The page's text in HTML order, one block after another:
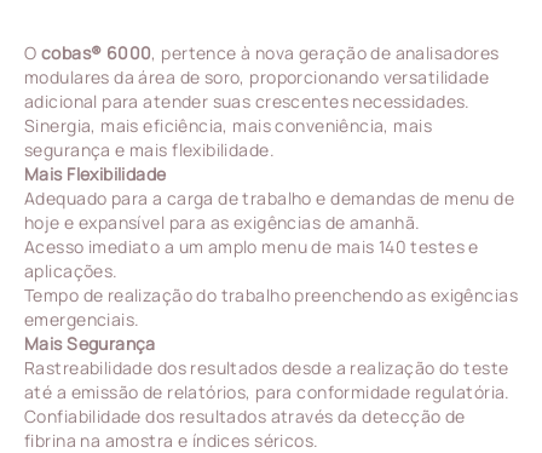
O cobas® 6000, pertence à nova geração de analisadores
modulares da área de soro, proporcionando versatilidade
adicional para atender suas crescentes necessidades.
Sinergia, mais eficiência, mais conveniência, mais
segurança e mais flexibilidade.
Mais Flexibilidade
Adequado para a carga de trabalho e demandas de menu de
hoje e expansível para as exigências de amanhã.
Acesso imediato a um amplo menu de mais 140 testes e
aplicações.
Tempo de realização do trabalho preenchendo as exigências
emergenciais.
Mais Segurança
Rastreabilidade dos resultados desde a realização do teste
até a emissão de relatórios, para conformidade regulatória.
Confiabilidade dos resultados através da detecção de
fibrina na amostra e índices séricos.